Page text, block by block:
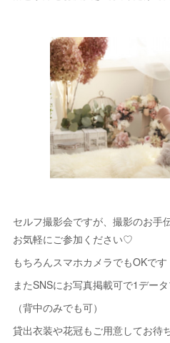
セルフ撮影会ですが、撮影のお手
お気軽にご参加ください♡
もちろんスマホカメラでもOKです
またSNSにお写真掲載可で1デー
（背中のみでも可）
貸出衣装や花冠もご用意してお待